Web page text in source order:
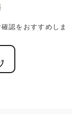
認をおすすめしま